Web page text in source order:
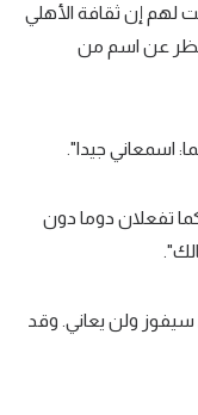
لهم إن ثقافة الأهلي
عن اسم من
اسمعاني جيدا".
تفعلان دوما دون
سيفوز ولن يعاني. وقد